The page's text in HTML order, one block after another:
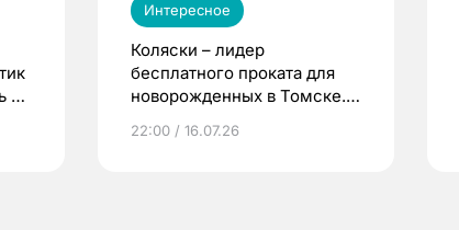
до
Интересное
Коляски – лидер
бесплатного проката для
новорожденных в Томске.
22:00 / 16.07.26